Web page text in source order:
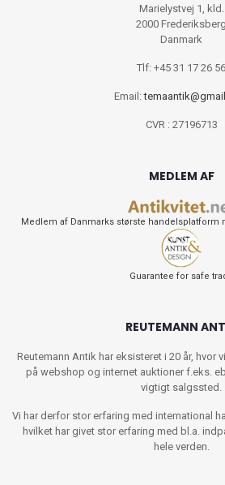
Marielystvej 1, kld.
2000 Frederiksberg
Danmark
Tlf: +45 31 17 26 56
Email:
CVR : 27196713
MEDLEM AF
Medlem af Danmarks største handelsplatform
Guarantee for safe
REUTEMANN
Reutemann Antik har eksisteret i 20 år, hvor
på webshop og internet auktioner f.eks.
vigtigt salgssted.
Vi har derfor stor erfaring med international
hvilket har givet stor erfaring med bl.a.
hele verden.